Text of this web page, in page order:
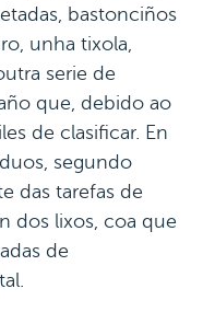
bastonciños
unha tixola,
serie de
que, debido ao
de clasificar. En
segundo
das tarefas de
dos lixos, coa que
de